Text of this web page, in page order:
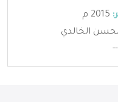
الخالدي